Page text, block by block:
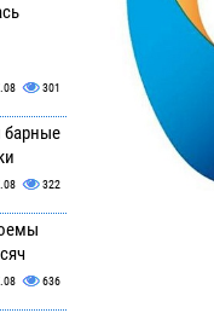
301
барные
322
636